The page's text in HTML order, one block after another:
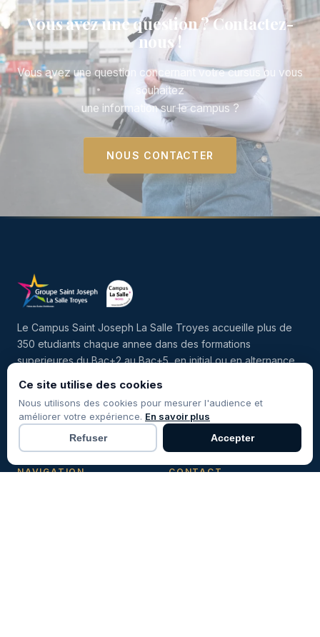
Vous avez une question ? Contactez-
nous !
Vous avez une question concernant votre cursus ou vous
souhaitez
une information sur le campus ?
NOUS CONTACTER
Le Campus Saint Joseph La Salle Troyes accueille plus de
350 etudiants chaque annee dans des formations
superieures du Bac+2 au Bac+5, en initial ou en alternance.
FacebookInstagramLinkedIn
NAVIGATION CONTACT
Ce site utilise des cookies
Nous utilisons des cookies pour mesurer l'audience et
améliorer votre expérience. En savoir plus
Refuser
Accepter